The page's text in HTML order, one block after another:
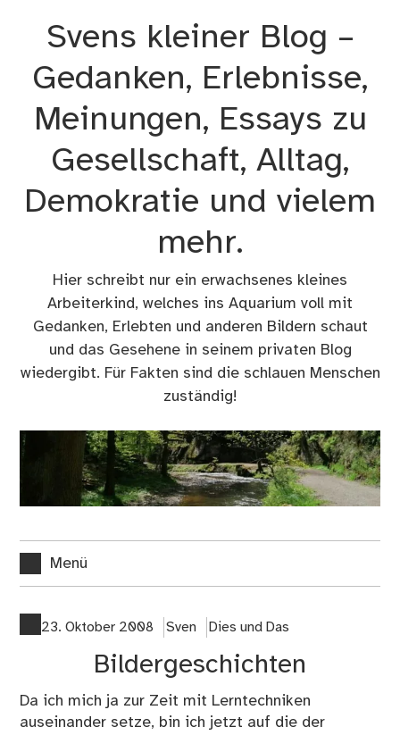
Svens kleiner Blog –
Gedanken, Erlebnisse,
Meinungen, Essays zu
Gesellschaft, Alltag,
Demokratie und vielem
mehr.
Hier schreibt nur ein erwachsenes kleines
Arbeiterkind, welches ins Aquarium voll mit
Gedanken, Erlebten und anderen Bildern schaut
und das Gesehene in seinem privaten Blog
wiedergibt. Für Fakten sind die schlauen Menschen
zuständig!
Menü
23. Oktober 2008 Sven Dies und Das
Bildergeschichten
Da ich mich ja zur Zeit mit Lerntechniken
auseinander setze, bin ich jetzt auf die der